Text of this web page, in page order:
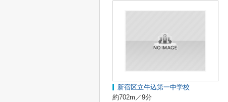
新宿区立牛込第一中学校
約702m／9分